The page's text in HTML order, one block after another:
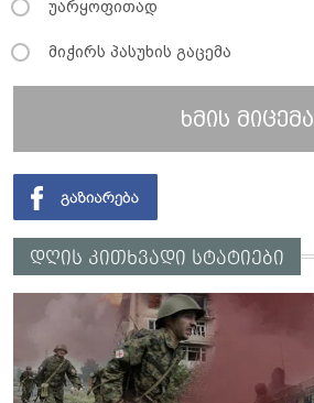
უარყოფითად
მიჭირს პასუხის გაცემა
ხმის მიცემა
დღის კითხვადი სტატიები